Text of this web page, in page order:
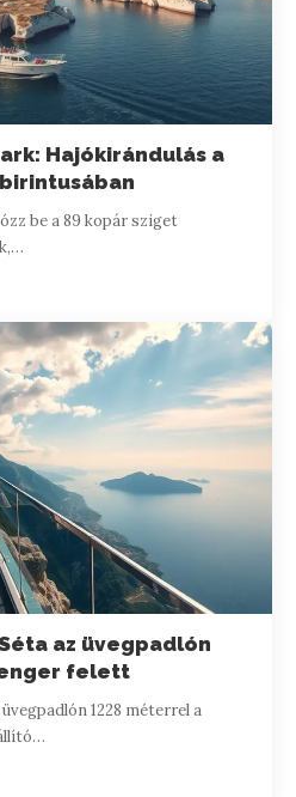
Hajókirándulás a
be a 89 kopár sziget
az üvegpadlón
felett
1228 méterrel a